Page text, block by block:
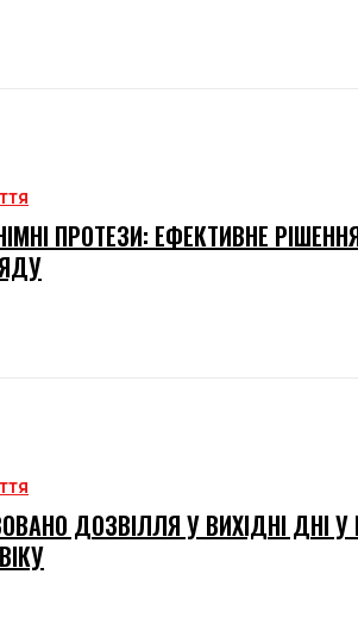
ПРОТЕЗИ: ЕФЕКТИВНЕ
ДОЗВІЛЛЯ У ВИХІДНІ ДНІ